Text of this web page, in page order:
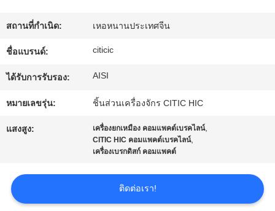
ทัวร์
โรงงาน
ควบคุม
คุณภาพ
ติดต่อ
เรา
สถานที่กำเนิด: เหอหนานประเทศจีน
ชื่อแบรนด์: citicic
ได้รับการรับรอง: AISI
หมายเลขรุ่น: ชิ้นส่วนเครื่องจักร CITIC HIC
แสงสูง: เครื่องยกเหมือง คอมแพคต์เบรคไลน์,
CITIC HIC คอมแพคต์เบรคไลน์,
เครื่องเบรกดิสก์ คอมแพคต์
ติดต่อเรา!